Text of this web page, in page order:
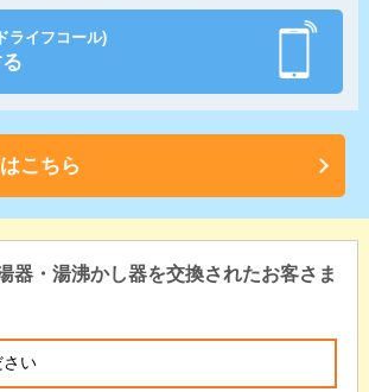
ライフコール)
こちら
器・湯沸かし器を交換されたお客さま